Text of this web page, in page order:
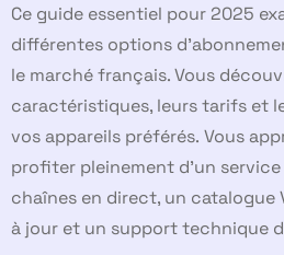
Ce guide essentiel pour 2025
différentes options
le marché français. Vous
caractéristiques, leurs tarifs et
vos appareils préférés. Vous
profiter pleinement d’un
chaînes en direct, un catalogue
à jour et un support technique